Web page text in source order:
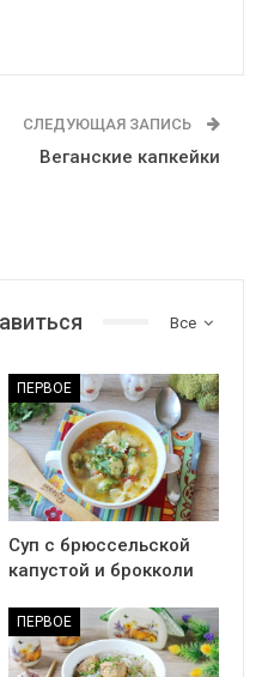
СЛЕДУЮЩАЯ ЗАПИСЬ
Веганские капкейки
Все
ПЕРВОЕ
Суп с брюссельской
капустой и брокколи
ПЕРВОЕ